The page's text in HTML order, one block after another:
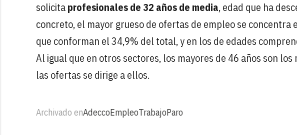
solicitaprofesionales de 32 años de media, edad que ha
concreto, el mayor grueso de ofertas de empleo se concentra
que conforman el 34,9% del total, y en los de edades
Al igual que en otros sectores, los mayores de 46 años son
las ofertas se dirige a ellos.
Archivado enAdeccoEmpleoTrabajoParo